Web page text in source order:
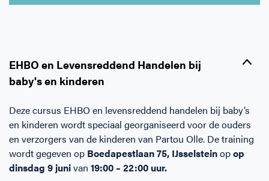
BHV voor Primair Onderwijs
BHV voor Voortgezet Onderwijs
EHBO voor Sportclubs
Levensreddend handelen voor iedereen
Werken bij Schok & Pomp
Zakelijk veelgestelde vragen
Offerte aanvragen
Direct boeken
Incompany offerte
Inloggen
EHBO en Levensreddend Handelen bij
baby's en kinderen
Deze cursus EHBO en levensreddend handelen bij baby’s
en kinderen wordt speciaal georganiseerd voor de ouders
en verzorgers van de kinderen van Partou Olle. De training
wordt gegeven op Boedapestlaan 75, IJsselsteinopop
dinsdag 9 junivan 19:00 – 22:00 uur.